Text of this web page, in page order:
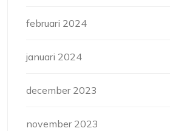
februari 2024
januari 2024
december 2023
november 2023